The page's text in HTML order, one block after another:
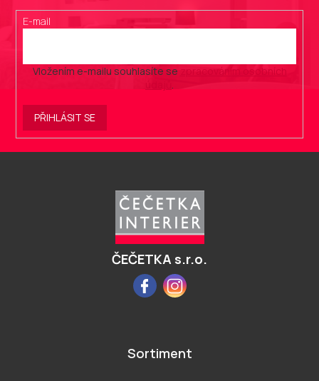
E-mail
Vložením e-mailu souhlasíte se zpracováním osobních
.
PŘIHLÁSIT SE
ČEČETKA s.r.o.
FacebookInstagram
Sortiment